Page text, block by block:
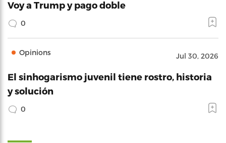
Voy a Trump y pago doble
0
Opinions Jul 30, 2026
El sinhogarismo juvenil tiene rostro, historia
y solución
0